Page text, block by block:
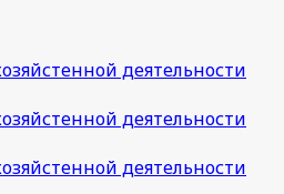
деятельности
деятельности
деятельности